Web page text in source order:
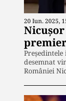
20 Iun. 2025,
desemnat
României